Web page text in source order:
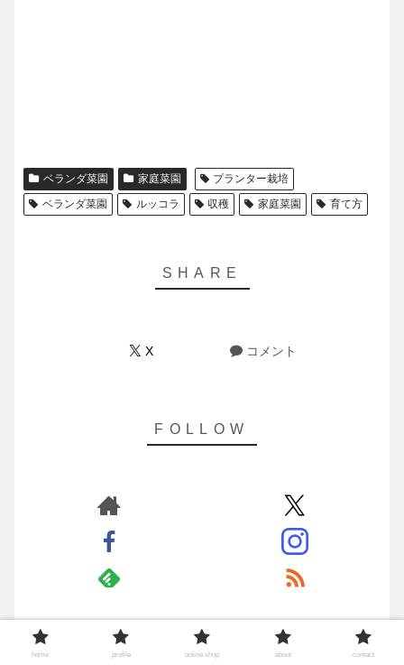
ベランダ菜園 家庭菜園
プランター栽培
ベランダ菜園
ルッコラ 収穫 家庭菜園 育て方
X コメント
Yugo Suzuki
home profile online shop about contact